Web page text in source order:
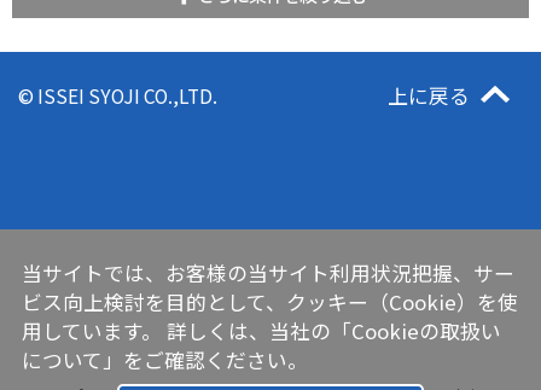
© ISSEI SYOJI CO.,LTD. 上に戻る
当サイトでは、お客様の当サイト利用状況把握、サー
ビス向上検討を目的として、クッキー（Cookie）を使
用しています。 詳しくは、当社の 「Cookieの取扱い
について」 をご確認ください。